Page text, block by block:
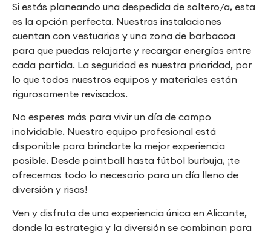
Si estás planeando una despedida de soltero/a, esta
es la opción perfecta. Nuestras instalaciones
cuentan con vestuarios y una zona de barbacoa
para que puedas relajarte y recargar energías entre
cada partida. La seguridad es nuestra prioridad, por
lo que todos nuestros equipos y materiales están
rigurosamente revisados.
No esperes más para vivir un día de campo
inolvidable. Nuestro equipo profesional está
disponible para brindarte la mejor experiencia
posible. Desde paintball hasta fútbol burbuja, ¡te
ofrecemos todo lo necesario para un día lleno de
diversión y risas!
Ven y disfruta de una experiencia única en Alicante,
donde la estrategia y la diversión se combinan para